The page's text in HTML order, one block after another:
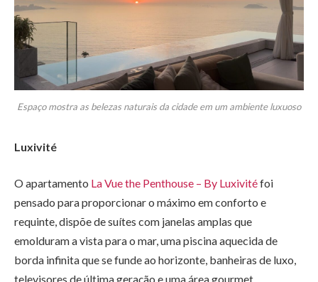
Espaço mostra as belezas naturais da cidade em um ambiente luxuoso
Luxivité
O apartamento La Vue the Penthouse – By Luxivitéfoi
pensado para proporcionar o máximo em conforto e
requinte, dispõe de suítes com janelas amplas que
emolduram a vista para o mar, uma piscina aquecida de
borda infinita que se funde ao horizonte, banheiras de luxo,
televisores de última geração e uma área gourmet